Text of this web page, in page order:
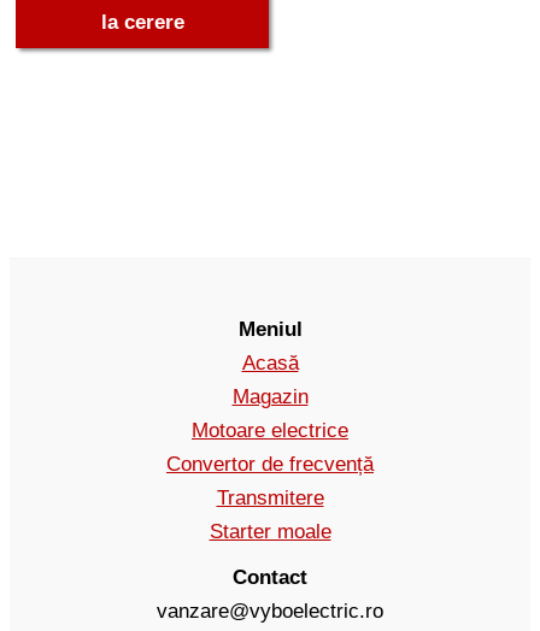
la cerere
Meniul
Acasă
Magazin
Motoare electrice
Convertor de frecvență
Transmitere
Starter moale
Contact
vanzare@vyboelectric.ro